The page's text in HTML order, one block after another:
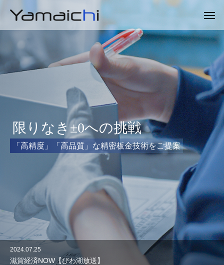
限 り な き±0への挑戦
「 高精度 」 「 高品質 」 な精密板金技術をご提案
限 り な き±0への挑戦
「 高精度 」 「 高品質 」 な精密板金技術をご提案
限 り な き±0への挑戦
「 高精度 」 「 高品質 」 な精密板金技術をご提案
2024.07.25
滋賀経済NOW【びわ湖放送】